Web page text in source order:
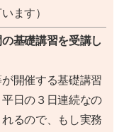
ます）
基礎講習を受講し
開催する基礎講習
日の３日連続なの
るので、もし実務